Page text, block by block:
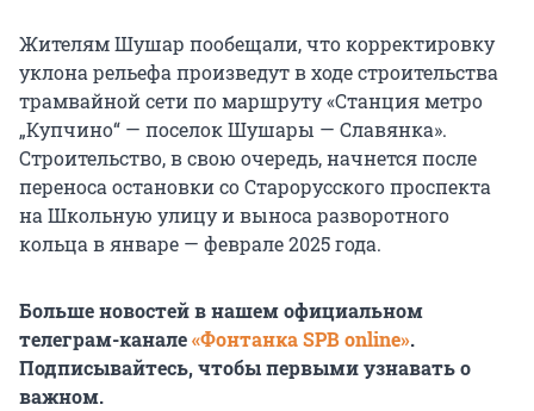
Жителям Шушар пообещали, что корректировку
уклона рельефа произведут в ходе строительства
трамвайной сети по маршруту «Станция метро
„Купчино“ — поселок Шушары — Славянка».
Строительство, в свою очередь, начнется после
переноса остановки со Старорусского проспекта
на Школьную улицу и выноса разворотного
кольца в январе — феврале 2025 года.
Больше новостей в нашем официальном
телеграм-канале«Фонтанка SPB online».
Подписывайтесь, чтобы первыми узнавать о
важном.